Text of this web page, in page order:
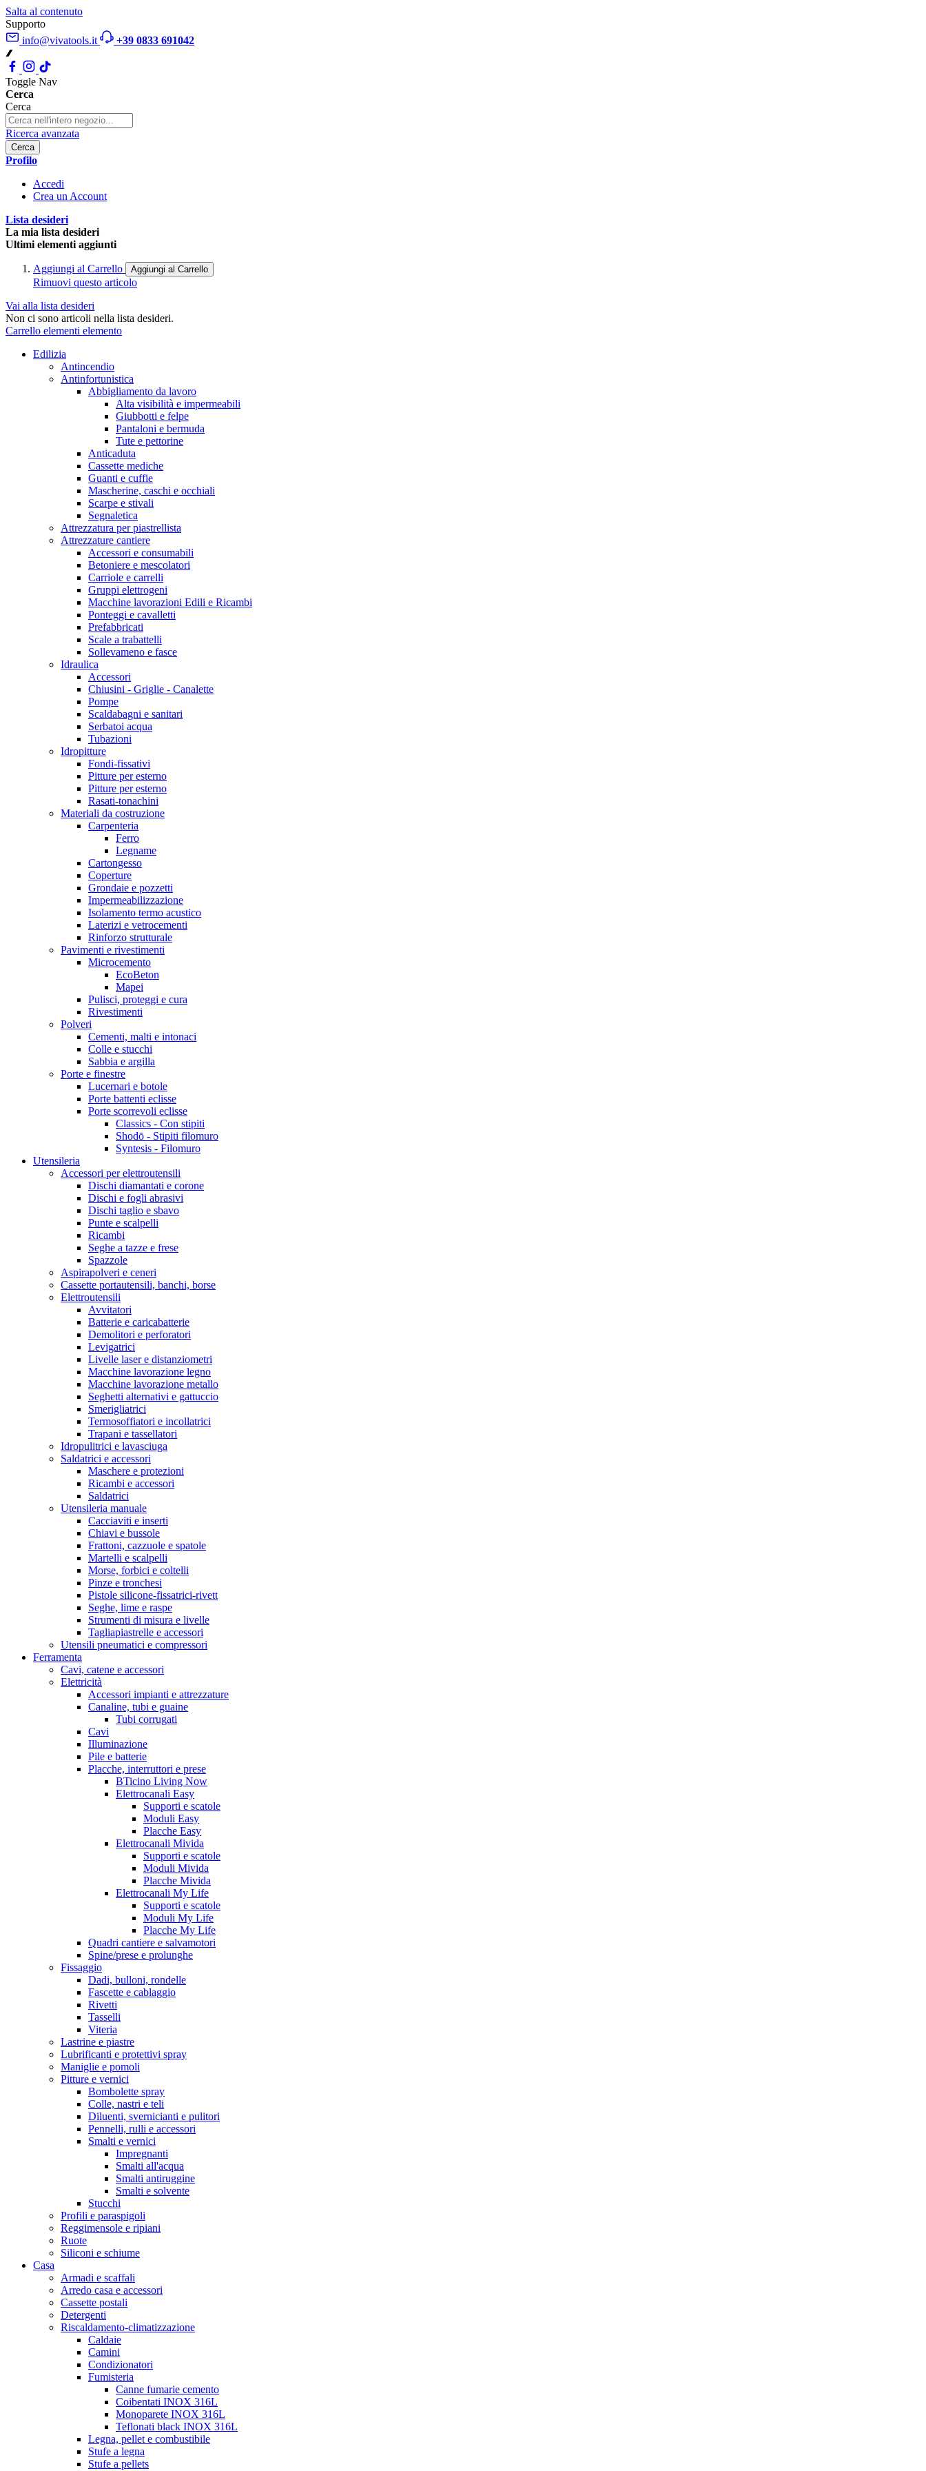
Salta al contenuto
Supporto
info@vivatools.it
+39 0833 691042
Toggle Nav
Cerca
Cerca
Ricerca avanzata
Cerca
Profilo
Accedi
Crea un Account
Lista desideri
La mia lista desideri
Ultimi elementi aggiunti
Aggiungi al Carrello Aggiungi al Carrello
Rimuovi questo articolo
Vai alla lista desideri
Non ci sono articoli nella lista desideri.
Carrello elementi elemento
Edilizia
Antincendio
Antinfortunistica
Abbigliamento da lavoro
Alta visibilità e impermeabili
Giubbotti e felpe
Pantaloni e bermuda
Tute e pettorine
Anticaduta
Cassette mediche
Guanti e cuffie
Mascherine, caschi e occhiali
Scarpe e stivali
Segnaletica
Attrezzatura per piastrellista
Attrezzature cantiere
Accessori e consumabili
Betoniere e mescolatori
Carriole e carrelli
Gruppi elettrogeni
Macchine lavorazioni Edili e Ricambi
Ponteggi e cavalletti
Prefabbricati
Scale a trabattelli
Sollevameno e fasce
Idraulica
Accessori
Chiusini - Griglie - Canalette
Pompe
Scaldabagni e sanitari
Serbatoi acqua
Tubazioni
Idropitture
Fondi-fissativi
Pitture per esterno
Pitture per esterno
Rasati-tonachini
Materiali da costruzione
Carpenteria
Ferro
Legname
Cartongesso
Coperture
Grondaie e pozzetti
Impermeabilizzazione
Isolamento termo acustico
Laterizi e vetrocementi
Rinforzo strutturale
Pavimenti e rivestimenti
Microcemento
EcoBeton
Mapei
Pulisci, proteggi e cura
Rivestimenti
Polveri
Cementi, malti e intonaci
Colle e stucchi
Sabbia e argilla
Porte e finestre
Lucernari e botole
Porte battenti eclisse
Porte scorrevoli eclisse
Classics - Con stipiti
Shodō - Stipiti filomuro
Syntesis - Filomuro
Utensileria
Accessori per elettroutensili
Dischi diamantati e corone
Dischi e fogli abrasivi
Dischi taglio e sbavo
Punte e scalpelli
Ricambi
Seghe a tazze e frese
Spazzole
Aspirapolveri e ceneri
Cassette portautensili, banchi, borse
Elettroutensili
Avvitatori
Batterie e caricabatterie
Demolitori e perforatori
Levigatrici
Livelle laser e distanziometri
Macchine lavorazione legno
Macchine lavorazione metallo
Seghetti alternativi e gattuccio
Smerigliatrici
Termosoffiatori e incollatrici
Trapani e tassellatori
Idropulitrici e lavasciuga
Saldatrici e accessori
Maschere e protezioni
Ricambi e accessori
Saldatrici
Utensileria manuale
Cacciaviti e inserti
Chiavi e bussole
Frattoni, cazzuole e spatole
Martelli e scalpelli
Morse, forbici e coltelli
Pinze e tronchesi
Pistole silicone-fissatrici-rivett
Seghe, lime e raspe
Strumenti di misura e livelle
Tagliapiastrelle e accessori
Utensili pneumatici e compressori
Ferramenta
Cavi, catene e accessori
Elettricità
Accessori impianti e attrezzature
Canaline, tubi e guaine
Tubi corrugati
Cavi
Illuminazione
Pile e batterie
Placche, interruttori e prese
BTicino Living Now
Elettrocanali Easy
Supporti e scatole
Moduli Easy
Placche Easy
Elettrocanali Mivida
Supporti e scatole
Moduli Mivida
Placche Mivida
Elettrocanali My Life
Supporti e scatole
Moduli My Life
Placche My Life
Quadri cantiere e salvamotori
Spine/prese e prolunghe
Fissaggio
Dadi, bulloni, rondelle
Fascette e cablaggio
Rivetti
Tasselli
Viteria
Lastrine e piastre
Lubrificanti e protettivi spray
Maniglie e pomoli
Pitture e vernici
Bombolette spray
Colle, nastri e teli
Diluenti, svernicianti e pulitori
Pennelli, rulli e accessori
Smalti e vernici
Impregnanti
Smalti all'acqua
Smalti antiruggine
Smalti e solvente
Stucchi
Profili e paraspigoli
Reggimensole e ripiani
Ruote
Siliconi e schiume
Casa
Armadi e scaffali
Arredo casa e accessori
Cassette postali
Detergenti
Riscaldamento-climatizzazione
Caldaie
Camini
Condizionatori
Fumisteria
Canne fumarie cemento
Coibentati INOX 316L
Monoparete INOX 316L
Teflonati black INOX 316L
Legna, pellet e combustibile
Stufe a legna
Stufe a pellets